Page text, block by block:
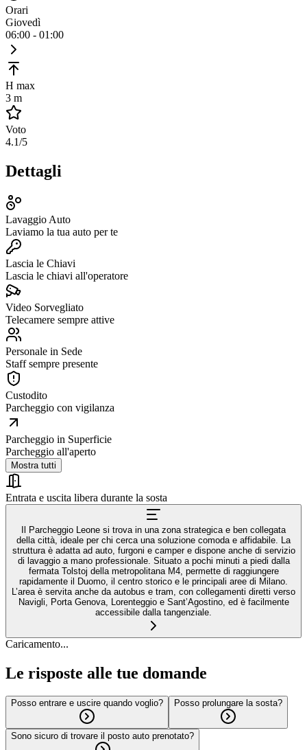
Orari
Giovedì
06:00 - 01:00
H max
3 m
Voto
4.1/5
Dettagli
Lavaggio Auto
Laviamo la tua auto per te
Lascia le Chiavi
Lascia le chiavi all'operatore
Video Sorvegliato
Telecamere sempre attive
Personale in Sede
Staff sempre presente
Custodito
Parcheggio con vigilanza
Parcheggio in Superficie
Parcheggio all'aperto
Mostra tutti
Entrata e uscita libera durante la sosta
Il Parcheggio Leone si trova in una zona strategica e ben collegata
della città, ideale per chi cerca una soluzione comoda e affidabile. La
struttura è adatta ad auto, furgoni e camper e dispone anche di servizio
di lavaggio a mano professionale. Situato a pochi minuti a piedi dalla
fermata Tolstoj della metropolitana M4, permette di raggiungere
rapidamente il Duomo, il centro storico e le principali aree di Milano.
L’area è servita anche da autobus e tram, con collegamenti diretti verso
Navigli, Porta Genova, Lorenteggio e Sant’Agostino, ed è facilmente
accessibile dalla tangenziale.
Caricamento...
Le risposte alle tue domande
Posso entrare e uscire quando voglio? Posso prolungare la sosta?
Sono sicuro di trovare il posto auto prenotato?